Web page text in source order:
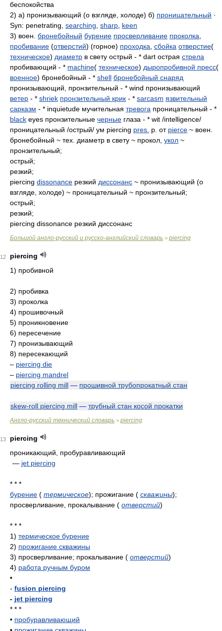
беспокойства
2) а) пронизывающий (о взгляде, холоде) б) проницательный ∙
Syn: penetrating, searching sharp keen
3) воен. бронебойный бурение просверливание проколка
пробивание (отверстий) (горное) проходка сбойка отверстие(
техническое) диаметр в свету острый - * dart острая стрела
пробивающий - * machine( техническое) дыропробивной пресс(
военное) бронебойный - * shell бронебойный снаряд
пронизывающий, пронзительный - * wind пронизывающий
ветер - * shriek пронзительный крик - * sarcasm язвительный
сарказм - * inquietude мучительная тревога проницательный - *
black eyes пронзительные черные глаза - * wit /intelligence/
проницательный /острый/ ум piercing pres. p. от pierce ~ воен.
бронебойный ~ тех. диаметр в свету ~ прокол, укол ~
пронзительный;
острый;
резкий;
piercing dissonance резкий диссонанс ~ пронизывающий (о
взгляде, холоде) ~ проницательный ~ пронзительный;
острый;
резкий;
piercing dissonance резкий диссонанс
Большой англо-русский и русско-английский словарь > piercing
12
piercing
1) пробивной
2) пробивка
3) проколка
4) прошивочный
5) проникновение
6) пересечение
7) пронизывающий
8) пересекающий
– piercing die
– piercing mandrel
piercing rolling mill — прошивной трубопрокатный стан
skew-roll piercing mill — трубный стан косой прокатки
Англо-русский технический словарь > piercing
13
piercing
проникающий, пробуравливающий
— jet piercing
* * *
бурение ( термическое); прожигание ( скважины);
просверливание, прокалывание ( отверстий)
* * *
1) термическое бурение
2) прожигание скважины
3) просверливание; прокалывание ( отверстий)
4) работа ручным буром
•
- fusion piercing
- jet piercing
* * *
• пробуравливающий